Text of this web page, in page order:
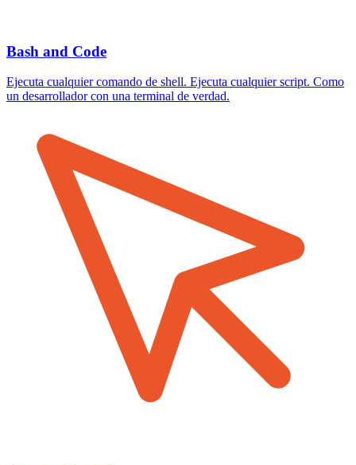
Bash and Code
Ejecuta cualquier comando de shell. Ejecuta cualquier script. Como
un desarrollador con una terminal de verdad.